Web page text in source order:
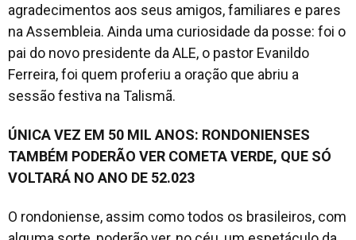
agradecimentos aos seus amigos, familiares e pares
na Assembleia. Ainda uma curiosidade da posse: foi o
pai do novo presidente da ALE, o pastor Evanildo
Ferreira, foi quem proferiu a oração que abriu a
sessão festiva na Talismã.
ÚNICA VEZ EM 50 MIL ANOS: RONDONIENSES
TAMBÉM PODERÃO VER COMETA VERDE, QUE SÓ
VOLTARÁ NO ANO DE 52.023
O rondoniense, assim como todos os brasileiros, com